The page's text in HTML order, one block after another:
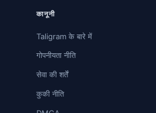
कानूनी
Taligram के बारे में
गोपनीयता नीति
सेवा की शर्तें
कुकी नीति